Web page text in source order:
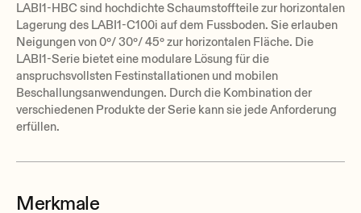
LABI1-HBC sind hochdichte Schaumstoffteile zur horizontalen
Lagerung des LABI1-C100i auf dem Fussboden. Sie erlauben
Neigungen von 0º/ 30º/ 45º zur horizontalen Fläche. Die
LABI1-Serie bietet eine modulare Lösung für die
anspruchsvollsten Festinstallationen und mobilen
Beschallungsanwendungen. Durch die Kombination der
verschiedenen Produkte der Serie kann sie jede Anforderung
erfüllen.
Merkmale